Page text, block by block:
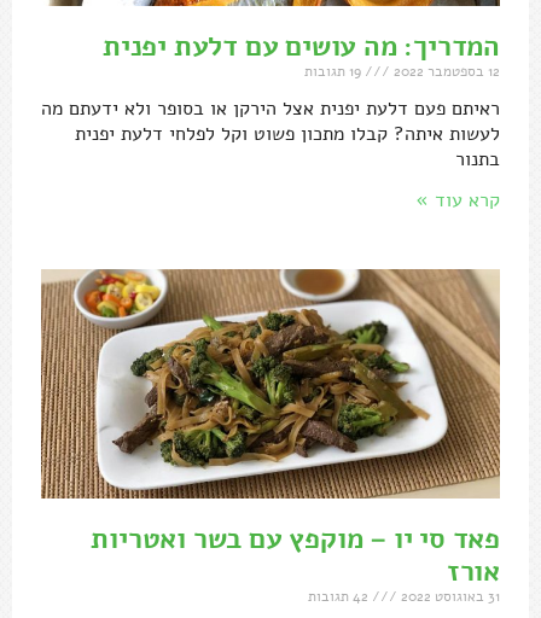
המדריך: מה עושים עם דלעת יפנית
12 בספטמבר 2022
ראיתם פעם דלעת יפנית אצל הירקן או בסופר ולא ידעתם מה
לעשות איתה? קבלו מתכון פשוט וקל לפלחי דלעת יפנית
בתנור
קרא עוד »
פאד סי יו – מוקפץ עם בשר ואטריות
אורז
31 באוגוסט 2022